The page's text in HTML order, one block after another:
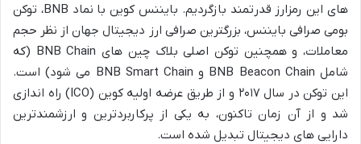
های این رمزارز قدرتمند بازگردیم. بایننس کوین با نماد BNB، توکن
بومی صرافی بایننس، بزرگترین صرافی ارز دیجیتال جهان از نظر حجم
معاملات، و همچنین توکن اصلی بلاک چین های BNB Chain (که
شامل BNB Beacon Chain و BNB Smart Chain می شود) است.
این توکن در سال ۲۰۱۷ و از طریق عرضه اولیه کوین (ICO) راه اندازی
شد و از آن زمان تاکنون، به یکی از پرکاربردترین و ارزشمندترین
دارایی های دیجیتال تبدیل شده است.